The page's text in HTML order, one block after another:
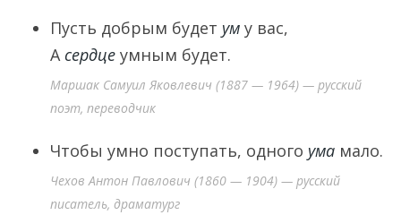
Пусть добрым будет ум у вас,
А сердце умным будет.
Маршак Самуил Яковлевич (1887 — 1964) — русский
поэт, переводчик
Чтобы умно поступать, одного ума мало.
Чехов Антон Павлович (1860 — 1904) — русский
писатель, драматург